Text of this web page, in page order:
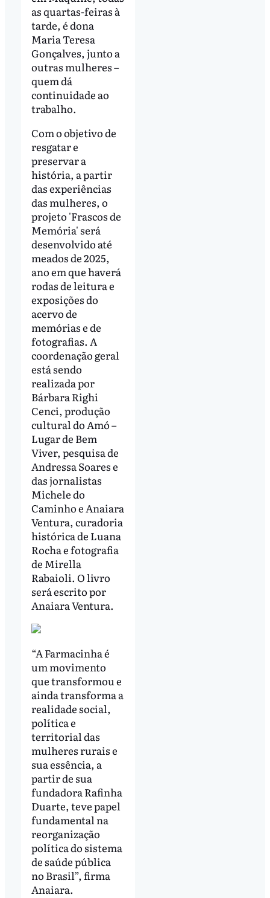
as quartas-feiras à
tarde, é dona
Maria Teresa
Gonçalves, junto a
outras mulheres –
quem dá
continuidade ao
trabalho.
Com o objetivo de
resgatar e
preservar a
história, a partir
das experiências
das mulheres, o
projeto 'Frascos de
Memória' será
desenvolvido até
meados de 2025,
ano em que haverá
rodas de leitura e
exposições do
acervo de
memórias e de
fotografias. A
coordenação geral
está sendo
realizada por
Bárbara Righi
Cenci, produção
cultural do Amó –
Lugar de Bem
Viver, pesquisa de
Andressa Soares e
das jornalistas
Michele do
Caminho e Anaiara
Ventura, curadoria
histórica de Luana
Rocha e fotografia
de Mirella
Rabaioli. O livro
será escrito por
Anaiara Ventura.
“A Farmacinha é
um movimento
que transformou e
ainda transforma a
realidade social,
política e
territorial das
mulheres rurais e
sua essência, a
partir de sua
fundadora Rafinha
Duarte, teve papel
fundamental na
reorganização
política do sistema
de saúde pública
no Brasil”, firma
Anaiara.